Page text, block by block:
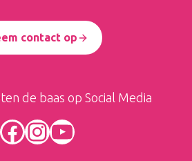
contact op
de baas op Social Media
Facebook
Instagram
YouTube